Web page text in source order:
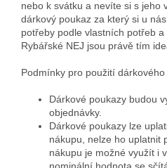
nebo k svátku a nevíte si s jeho
dárkový poukaz za který si u
potřeby podle vlastních potřeb
Rybářské NEJ jsou právě tím
Podmínky pro použití dárkového
Dárkové poukazy budou
objednávky.
Dárkové poukazy lze
nákupu, nelze ho uplatnit
nákupu je možné využít i
nominální hodnota se